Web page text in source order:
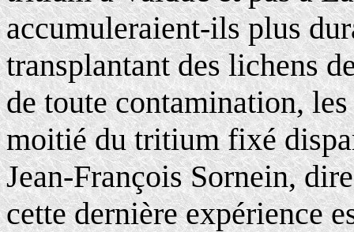
accumuleraient-ils plus
transplantant des lichens
de toute contamination,
moitié du tritium fixé
Jean-François Sornein,
cette dernière expérience